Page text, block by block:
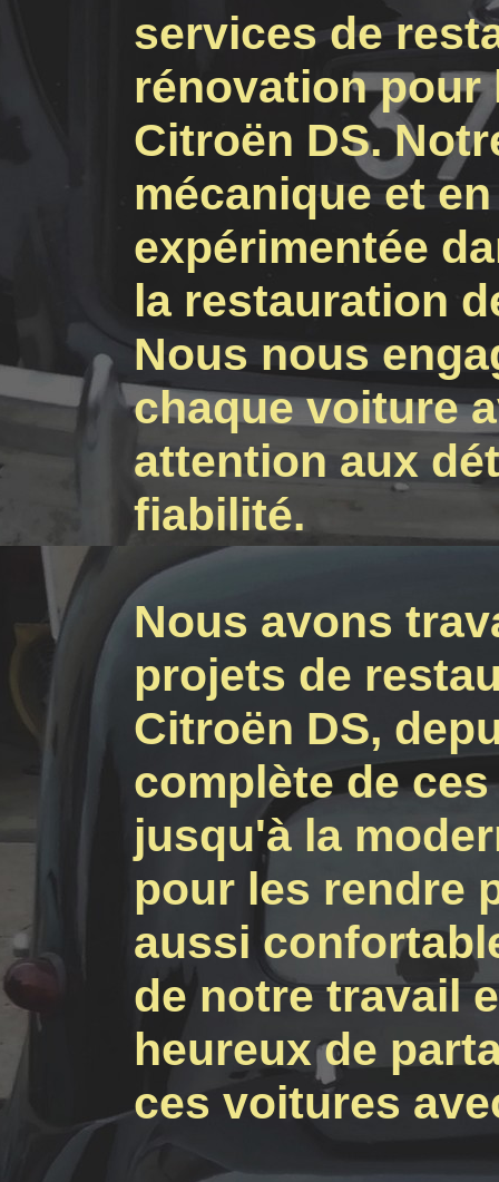
services de
rénovation pour
Citroën DS.
mécanique et
expérimentée
la restauration
Nous nous
chaque voiture
attention aux
fiabilité.
Nous avons
projets de
Citroën DS,
complète de
jusqu'à la
pour les rendre
aussi
de notre travail
heureux de
ces voitures